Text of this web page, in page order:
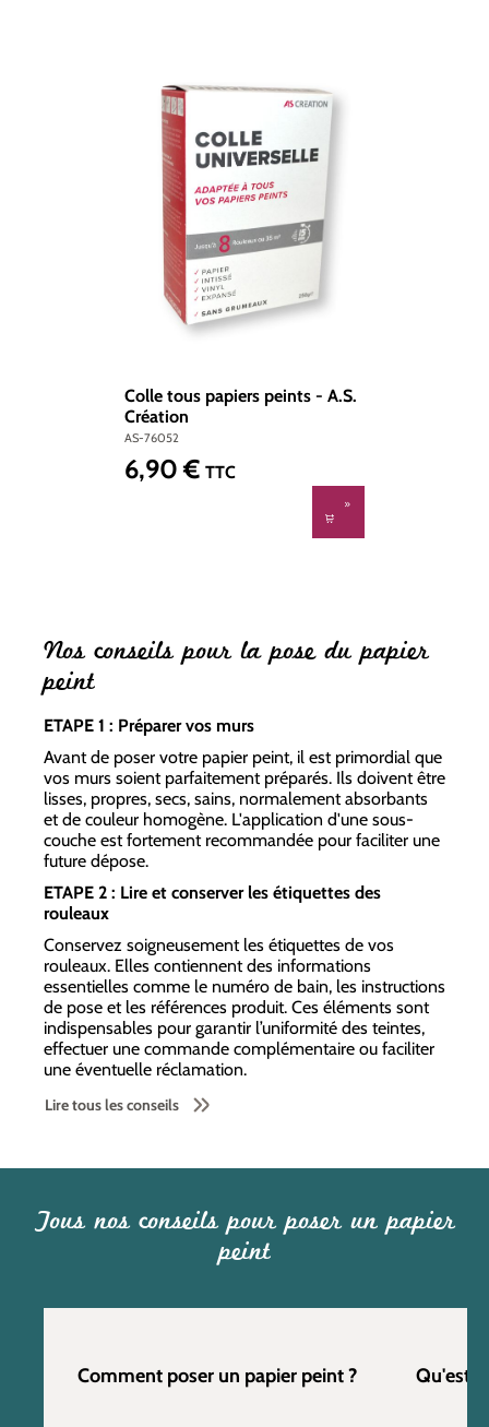
Colle tous papiers peints - A.S.
Création
AS-76052
Prix régulier :
6,90 € TTC
Nos conseils pour la pose du papier
peint
ETAPE 1 : Préparer vos murs
Avant de poser votre papier peint, il est primordial que
vos murs soient parfaitement préparés. Ils doivent être
lisses, propres, secs, sains, normalement absorbants
et de couleur homogène. L'application d'une sous-
couche est fortement recommandée pour faciliter une
future dépose.
ETAPE 2 : Lire et conserver les étiquettes des
rouleaux
Conservez soigneusement les étiquettes de vos
rouleaux. Elles contiennent des informations
essentielles comme le numéro de bain, les instructions
de pose et les références produit. Ces éléments sont
indispensables pour garantir l’uniformité des teintes,
effectuer une commande complémentaire ou faciliter
une éventuelle réclamation.
Lire tous les conseils
Tous nos conseils pour poser un papier
peint
Comment poser un papier peint ? Qu'est